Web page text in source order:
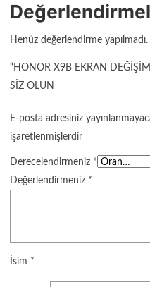
Henüz değerlendirme yapılmadı.
“HONOR X9B EKRAN
SIZ OLUN
E-posta adresiniz
işaretlenmişlerdir
Derecelendirmeniz *
Değerlendirmeniz *
İsim *